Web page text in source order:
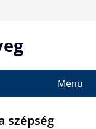
Menu
szépség